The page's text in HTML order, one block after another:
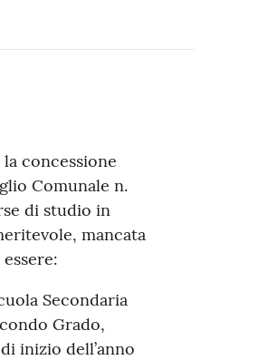
concessione
Comunale n.
di studio in
mancata
Secondaria
Grado,
inizio dell’anno